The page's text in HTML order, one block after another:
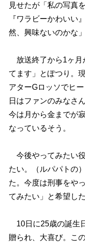
見せたが「私の写真
『ワラビーかわいい
然、興味ないのかな
放送終了から1ヶ月
てます」とぽつり。
アターGロッソでヒ
日はファンのみなさ
今は月から金までが
なっているそう。
今後やってみたい
たい。（ルパパトの
た。今度は刑事をや
てみたい」と希望した
10日に25歳の誕生
贈られ、大喜び。こ